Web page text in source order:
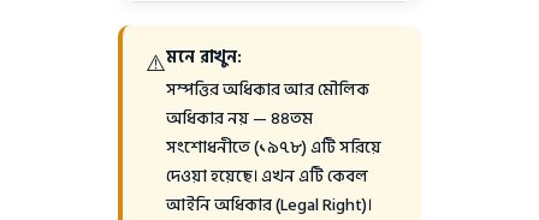
⚠️মনে রাখুন:
সম্পত্তির অধিকার আর মৌলিক
অধিকার নয় — ৪৪তম
সংশোধনীতে (১৯৭৮) এটি সরিয়ে
দেওয়া হয়েছে। এখন এটি কেবল
আইনি অধিকার (Legal Right)।